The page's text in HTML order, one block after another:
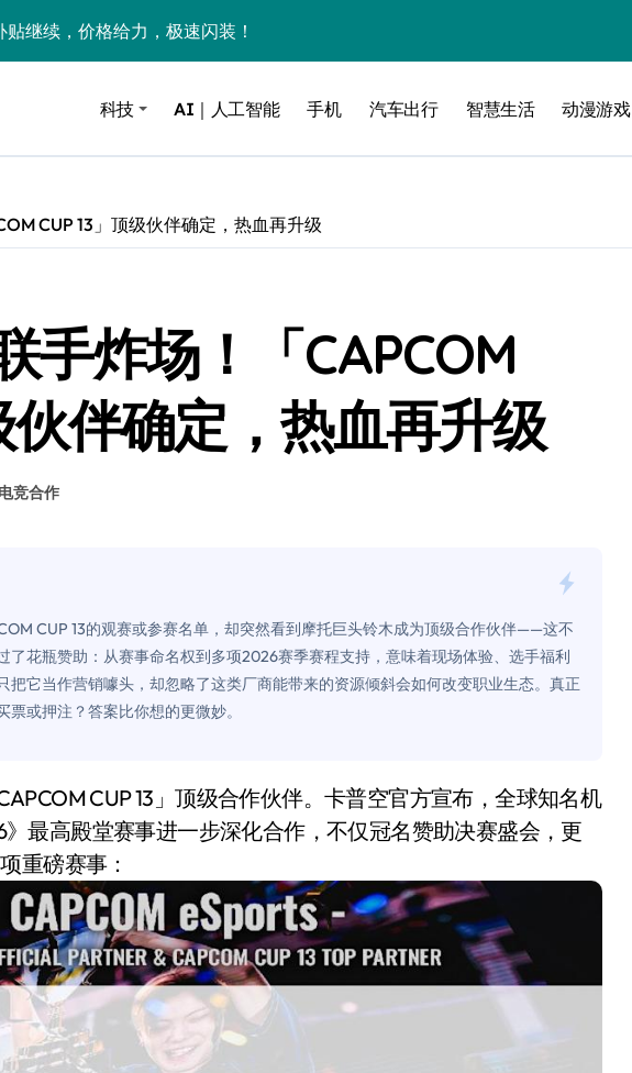
继续，价格给力，极速闪装！
白银狂飙3.5%！三大利好连夜引爆
丰田一季净赚两个比亚迪——中国车企该醒醒了
员3200、卖工作室、网络瘫了，微软这次真急了
辞去CEO，但继续“垂帘听政”？
碾压iPhone 17顶配？闪迪这波操作太狠了
三星把最新存储技术给了AI
充电了！老司机教你3招真·快充
蜘蛛侠？”车主怒了：车内不是广告屏！
操作：把手机塞冰箱，你中招了吗？
2S内录实测，值不值得冲？
”：海信拿下RGB-Mini LED全球话语权
不学了——永辉的“休克疗法”宣告暂停
矿探测器太空“开箱”，一边探测射线一边光伏发电
3099，小米17标准版逼近4800
科技 AI｜人工智能 手机 汽车出行 智慧生活 动漫游戏
CUP 13」顶级伙伴确定，热血再升级
手炸场！「CAPCOM
伙伴确定，热血再升级
电竞合作
CUP 13的观赛或参赛名单，却突然看到摩托巨头铃木成为顶级合作伙伴——这不
了花瓶赞助：从赛事命名权到多项2026赛季赛程支持，意味着现场体验、选手福利
把它当作营销噱头，却忽略了这类厂商能带来的资源倾斜会如何改变职业生态。真正
或押注？答案比你想的更微妙。
最高殿堂赛事进一步深化合作，不仅冠名赞助决赛盛会，更
重磅赛事：